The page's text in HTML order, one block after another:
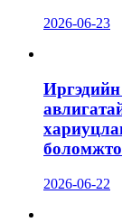
2026-06-23
2026-06-22